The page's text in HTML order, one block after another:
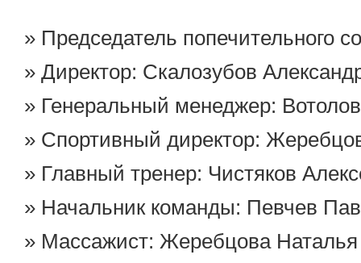
Председатель попечительного
Директор: Скалозубов
Генеральный менеджер:
Спортивный директор:
Главный тренер: Чистяков
Начальник команды: Певчев
Массажист: Жеребцова